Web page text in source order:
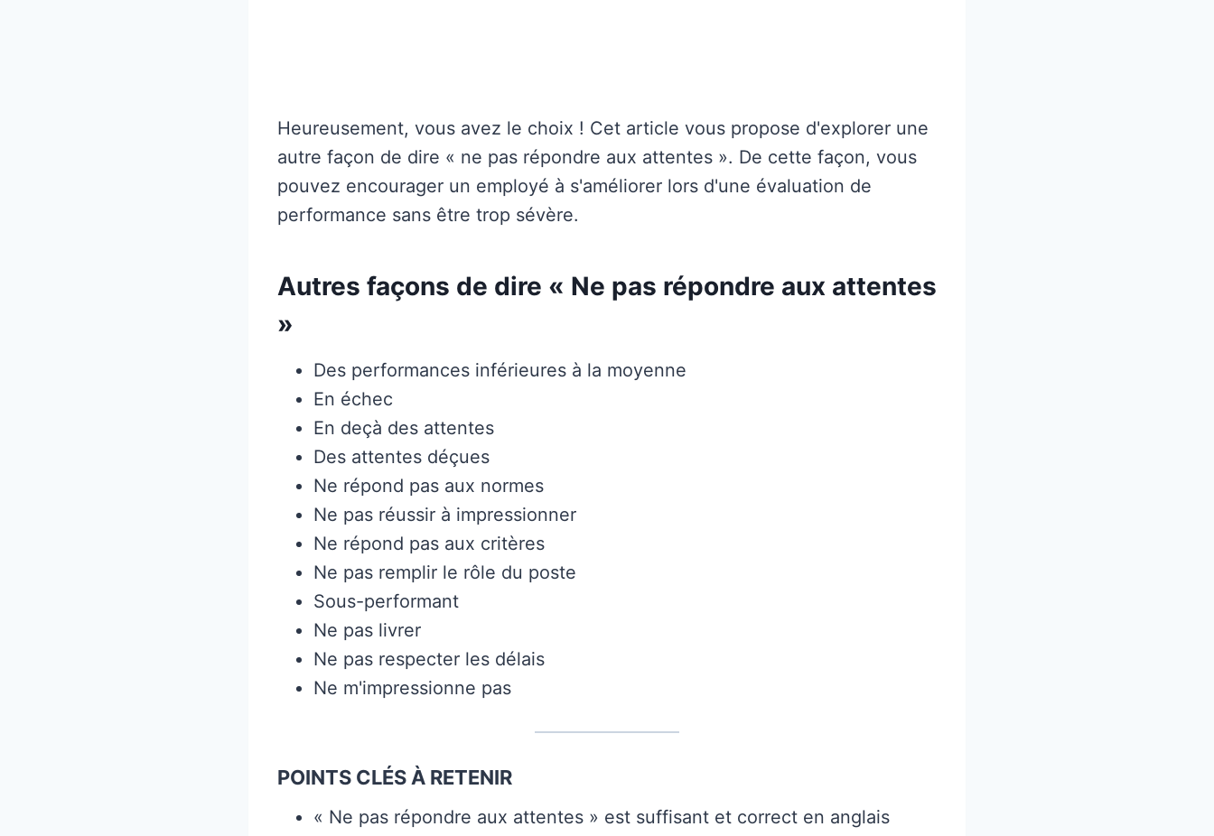
Heureusement, vous avez le choix ! Cet article vous propose d'explorer une
autre façon de dire « ne pas répondre aux attentes ». De cette façon, vous
pouvez encourager un employé à s'améliorer lors d'une évaluation de
performance sans être trop sévère.
Autres façons de dire « Ne pas répondre aux attentes
»
Des performances inférieures à la moyenne
En échec
En deçà des attentes
Des attentes déçues
Ne répond pas aux normes
Ne pas réussir à impressionner
Ne répond pas aux critères
Ne pas remplir le rôle du poste
Sous-performant
Ne pas livrer
Ne pas respecter les délais
Ne m'impressionne pas
POINTS CLÉS À RETENIR
« Ne pas répondre aux attentes » est suffisant et correct en anglais